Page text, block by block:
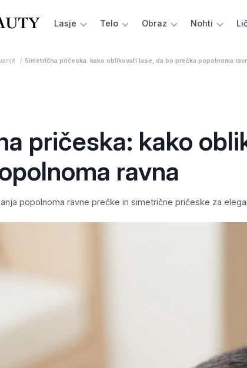
Lasje Telo Obraz Nohti
Simetrična pričeska: kako oblikovati lase, da bo prečka popolnoma
pričeska: kako
ravna
popolnoma ravne prečke in simetrične pričeske za